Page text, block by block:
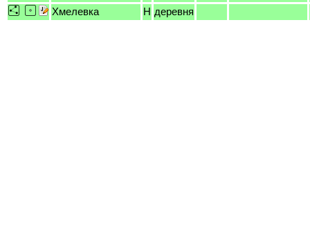
Хмелевка
H деревня